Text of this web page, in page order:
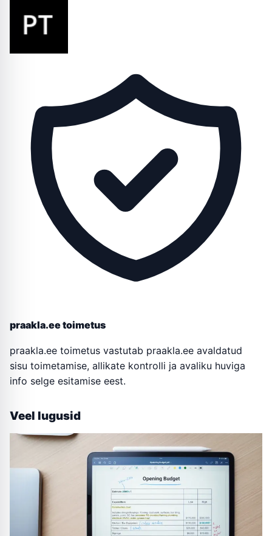
praakla.ee toimetus
praakla.ee toimetus vastutab praakla.ee avaldatud
sisu toimetamise, allikate kontrolli ja avaliku huviga
info selge esitamise eest.
Veel lugusid